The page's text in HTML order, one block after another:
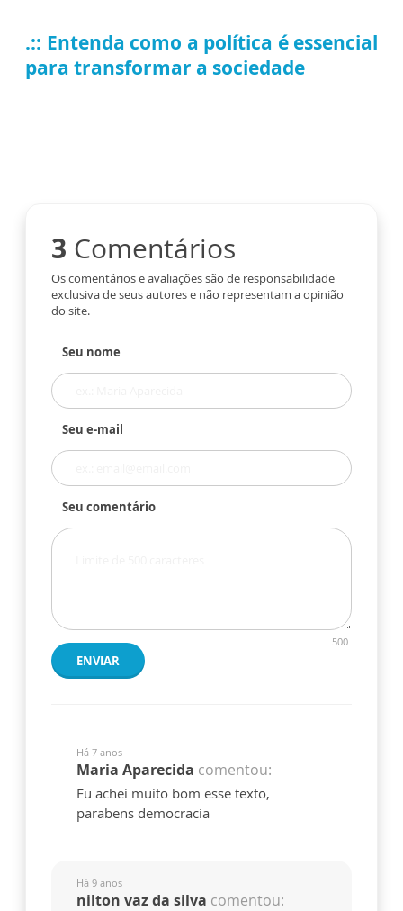
.:: Entenda como a política é essencial
para transformar a sociedade
3 Comentários
Os comentários e avaliações são de responsabilidade
exclusiva de seus autores e não representam a opinião
do site.
Seu nome
Seu e-mail
Seu comentário
500
ENVIAR
Há 7 anos
Maria Aparecida comentou:
Eu achei muito bom esse texto,
parabens democracia
Há 9 anos
nilton vaz da silva comentou: